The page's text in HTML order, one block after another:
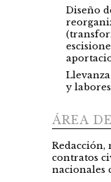
Diseño
y
ÁREA
Redacción,
contratos
nacionales